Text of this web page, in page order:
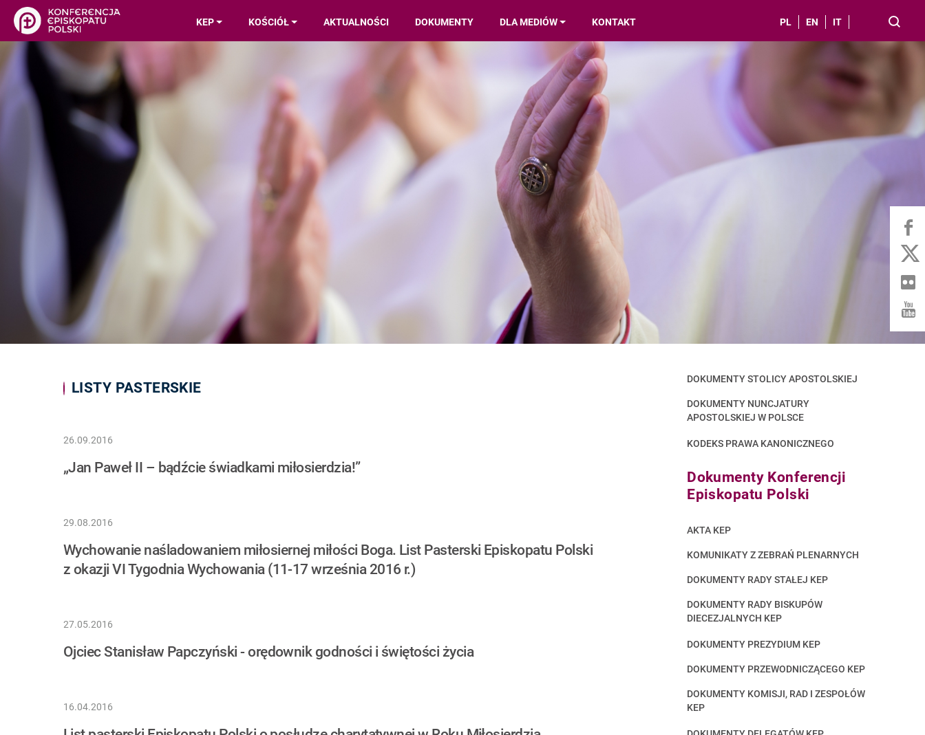
KEP KOŚCIÓŁ AKTUALNOŚCI DOKUMENTY DLA MEDIÓW KONTAKT PL EN IT
LISTY PASTERSKIE
26.09.2016
„Jan Paweł II – bądźcie świadkami miłosierdzia!”
29.08.2016
Wychowanie naśladowaniem miłosiernej miłości Boga. List Pasterski Episkopatu Polski
z okazji VI Tygodnia Wychowania (11-17 września 2016 r.)
27.05.2016
Ojciec Stanisław Papczyński - orędownik godności i świętości życia
16.04.2016
DOKUMENTY STOLICY APOSTOLSKIEJ
DOKUMENTY NUNCJATURY
APOSTOLSKIEJ W POLSCE
KODEKS PRAWA KANONICZNEGO
Dokumenty Konferencji
Episkopatu Polski
AKTA KEP
KOMUNIKATY Z ZEBRAŃ PLENARNYCH
DOKUMENTY RADY STAŁEJ KEP
DOKUMENTY RADY BISKUPÓW
DIECEZJALNYCH KEP
DOKUMENTY PREZYDIUM KEP
DOKUMENTY PRZEWODNICZĄCEGO KEP
DOKUMENTY KOMISJI, RAD I ZESPOŁÓW
KEP